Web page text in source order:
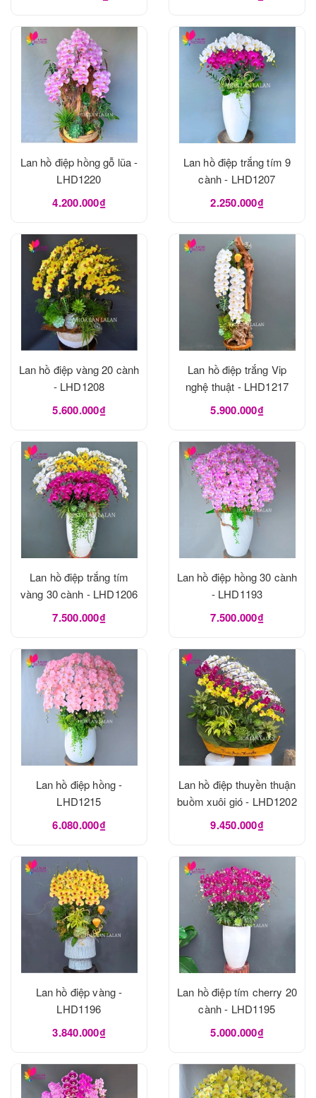
Lan hồ điệp hồng gỗ lũa -
LHD1220
4.200.000₫
Lan hồ điệp trắng tím 9
cành - LHD1207
2.250.000₫
Lan hồ điệp vàng 20 cành
- LHD1208
5.600.000₫
Lan hồ điệp trắng Vip
nghệ thuật - LHD1217
5.900.000₫
Lan hồ điệp trắng tím
vàng 30 cành - LHD1206
7.500.000₫
Lan hồ điệp hồng 30 cành
- LHD1193
7.500.000₫
Lan hồ điệp hồng -
LHD1215
6.080.000₫
Lan hồ điệp thuyền thuận
buồm xuôi gió - LHD1202
9.450.000₫
Lan hồ điệp vàng -
LHD1196
3.840.000₫
Lan hồ điệp tím cherry 20
cành - LHD1195
5.000.000₫